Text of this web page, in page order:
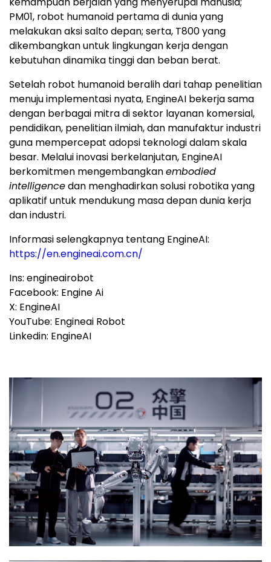
PM01, robot humanoid pertama di dunia yang
melakukan aksi salto depan; serta, T800 yang
dikembangkan untuk lingkungan kerja dengan
kebutuhan dinamika tinggi dan beban berat.
Setelah robot humanoid beralih dari tahap penelitian
menuju implementasi nyata, EngineAI bekerja sama
dengan berbagai mitra di sektor layanan komersial,
pendidikan, penelitian ilmiah, dan manufaktur industri
guna mempercepat adopsi teknologi dalam skala
besar. Melalui inovasi berkelanjutan, EngineAI
berkomitmen mengembangkanembodied
intelligencedan menghadirkan solusi robotika yang
aplikatif untuk mendukung masa depan dunia kerja
dan industri.
Informasi selengkapnya tentang EngineAI:
https://en.engineai.com.cn/
Ins: engineairobot
Facebook: Engine Ai
X: EngineAI
YouTube: Engineai Robot
Linkedin: EngineAI